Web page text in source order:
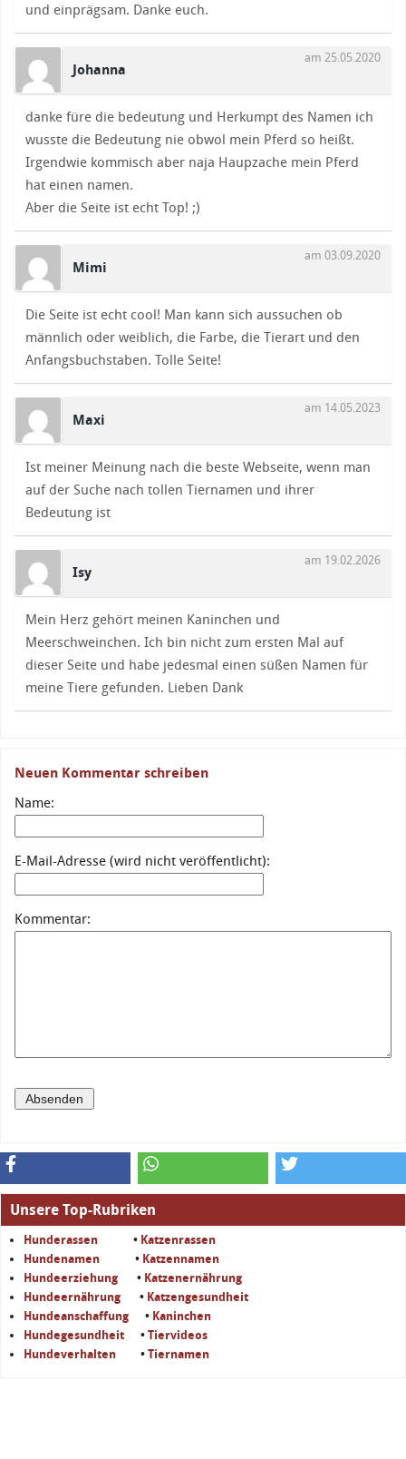
und einprägsam. Danke euch.
Johanna
am 25.05.2020
danke füre die bedeutung und Herkumpt des Namen ich
wusste die Bedeutung nie obwol mein Pferd so heißt.
Irgendwie kommisch aber naja Haupzache mein Pferd
hat einen namen.
Aber die Seite ist echt Top! ;)
Mimi
am 03.09.2020
Die Seite ist echt cool! Man kann sich aussuchen ob
männlich oder weiblich, die Farbe, die Tierart und den
Anfangsbuchstaben. Tolle Seite!
Maxi
am 14.05.2023
Ist meiner Meinung nach die beste Webseite, wenn man
auf der Suche nach tollen Tiernamen und ihrer
Bedeutung ist
Isy
am 19.02.2026
Mein Herz gehört meinen Kaninchen und
Meerschweinchen. Ich bin nicht zum ersten Mal auf
dieser Seite und habe jedesmal einen süßen Namen für
meine Tiere gefunden. Lieben Dank
Neuen Kommentar schreiben
Name:
E-Mail-Adresse (wird nicht veröffentlicht):
Kommentar:
Unsere Top-Rubriken
Hunderassen • Katzenrassen
Hundenamen
• Katzennamen
Hundeerziehung • Katzenernährung
Hundeernährung • Katzengesundheit
Hundeanschaffung • Kaninchen
Hundegesundheit • Tiervideos
Hundeverhalten • Tiernamen